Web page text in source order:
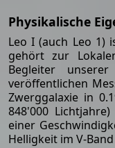
Physikalische
Leo I (auch Leo 1)
gehört zur
Begleiter
veröffentlichen
Zwerggalaxie in
848'000
einer
Helligkeit im V-